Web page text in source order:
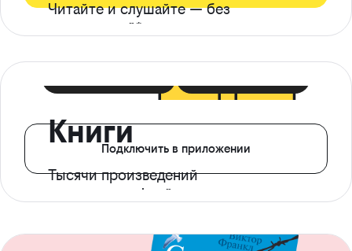
Читайте и слушайте — без
ограничений*
Книги
Тысячи произведений
с доступом офлайн
Подключить в приложении